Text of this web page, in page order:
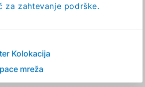
za zahtevanje podrške.
Kolokacija
mreža